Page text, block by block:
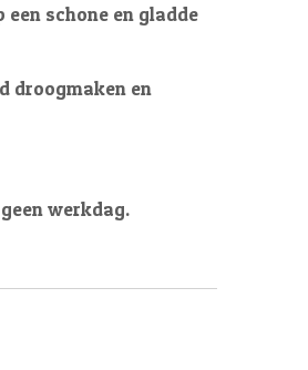
schone en gladde
droogmaken en
werkdag.